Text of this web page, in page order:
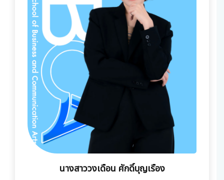
นางสาววงเดือน ศักดิ์บุญเรือง